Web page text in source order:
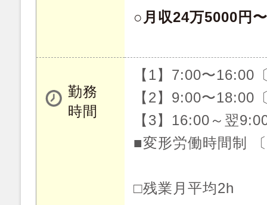
○月収24万5000円
勤務
時間
【1】7:00〜16:00
【2】9:00〜18:00
【3】16:00～翌
■変形労働時間制
□残業月平均2h